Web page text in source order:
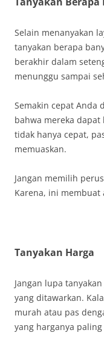
Selain menanyakan
tanyakan berapa
berakhir dalam
menunggu sampai
Semakin cepat Anda
bahwa mereka dapat
tidak hanya cepat,
memuaskan.
Jangan memilih
Karena, ini
Tanyakan Harga
Jangan lupa
yang ditawarkan.
murah atau pas
yang harganya paling